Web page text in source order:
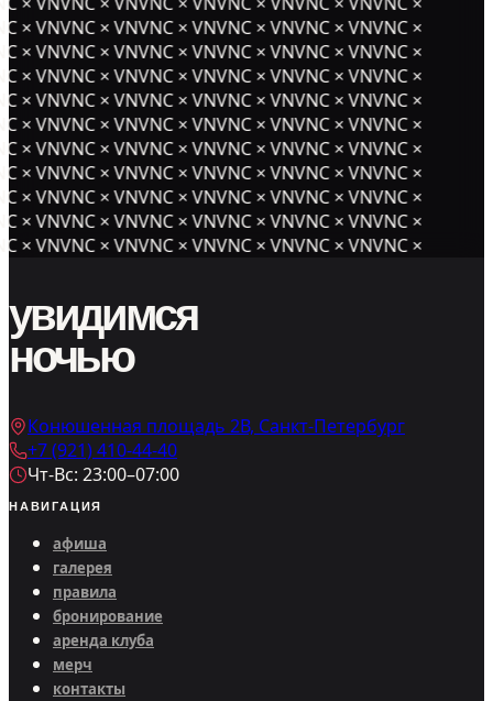
× VNVNC × VNVNC × VNVNC × VNVNC × VNVNC ×
× VNVNC × VNVNC × VNVNC × VNVNC × VNVNC ×
× VNVNC × VNVNC × VNVNC × VNVNC × VNVNC ×
× VNVNC × VNVNC × VNVNC × VNVNC × VNVNC ×
× VNVNC × VNVNC × VNVNC × VNVNC × VNVNC ×
× VNVNC × VNVNC × VNVNC × VNVNC × VNVNC ×
× VNVNC × VNVNC × VNVNC × VNVNC × VNVNC ×
× VNVNC × VNVNC × VNVNC × VNVNC × VNVNC ×
× VNVNC × VNVNC × VNVNC × VNVNC × VNVNC ×
× VNVNC × VNVNC × VNVNC × VNVNC × VNVNC ×
увидимся
ночью
Конюшенная площадь 2В, Санкт-Петербург
+7 (921) 410-44-40
Чт-Вс: 23:00–07:00
НАВИГАЦИЯ
афиша
галерея
правила
бронирование
аренда клуба
мерч
контакты